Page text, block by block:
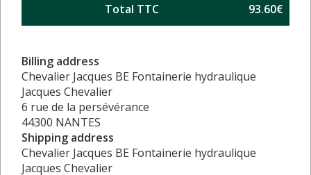
Total TTC
93.60€
Billing address
Chevalier Jacques BE Fontainerie hydraulique
Jacques Chevalier
6 rue de la persévérance
44300 NANTES
Shipping address
Chevalier Jacques BE Fontainerie hydraulique
Jacques Chevalier